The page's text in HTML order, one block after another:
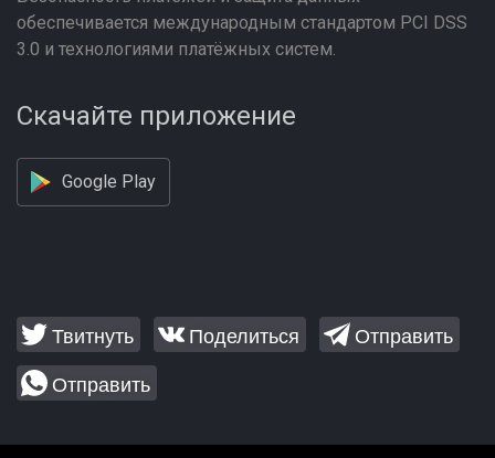
обеспечивается международным стандартом PCI DSS
3.0 и технологиями платёжных систем.
Скачайте приложение
Google Play
Твитнуть Поделиться
Отправить
Отправить